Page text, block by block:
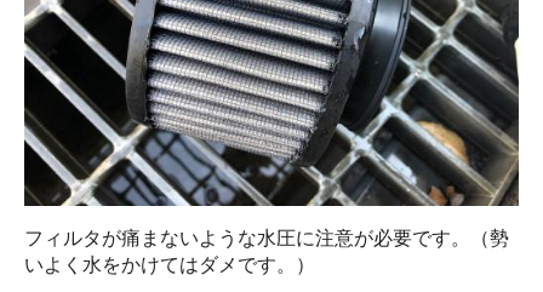
フィルタが痛まないような水圧に注意が必要です。（勢
いよく水をかけてはダメです。）